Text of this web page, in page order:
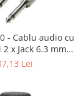
- Cablu audio cu
x Jack 6.3 mm
RCA tata AH 3 m
Lei